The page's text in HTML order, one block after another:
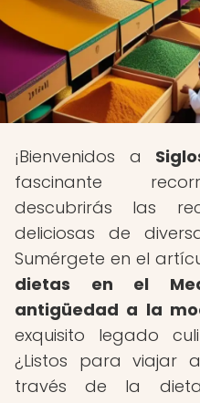
¡Bienvenidos a
fascinante
descubrirás las
deliciosas de
Sumérgete en el
dietas en el
antigüedad a la
exquisito legado
¿Listos para viajar
través de la